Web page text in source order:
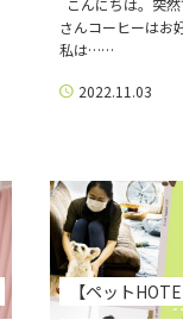
こんにちは。突
さんコーヒーはお
私は……
2022.11.03
【ペット